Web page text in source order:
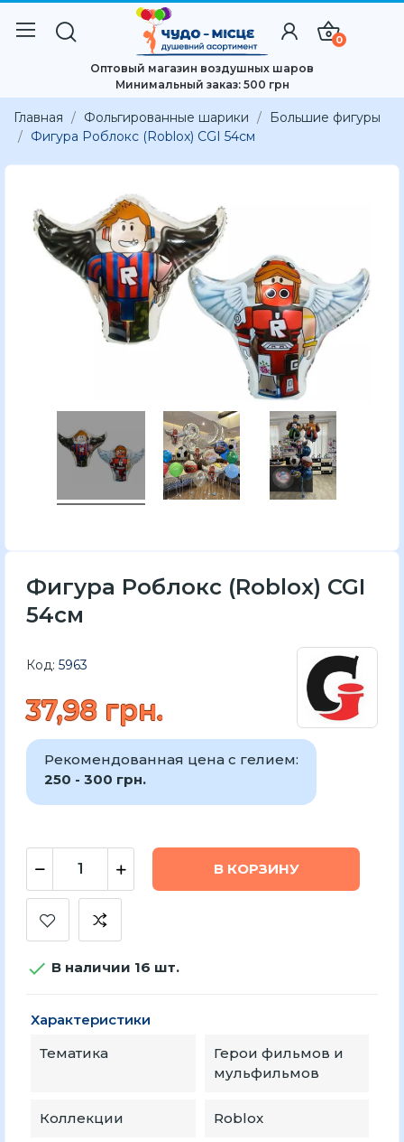
0
Оптовый магазин воздушных шаров
Минимальный заказ: 500 грн
Главная Фольгированные шарики
Большие фигуры
Фигура Роблoкс (Roblox) CGI 54см
Фигура Роблoкс (Roblox) CGI
54см
Код: 5963
37,98 грн.
Рекомендованная цена с гелием:
250 - 300 грн.
В КОРЗИНУ
 В наличии 16 шт.
Характеристики
Тематика
Герои фильмов и
мульфильмов
Коллекции Roblox